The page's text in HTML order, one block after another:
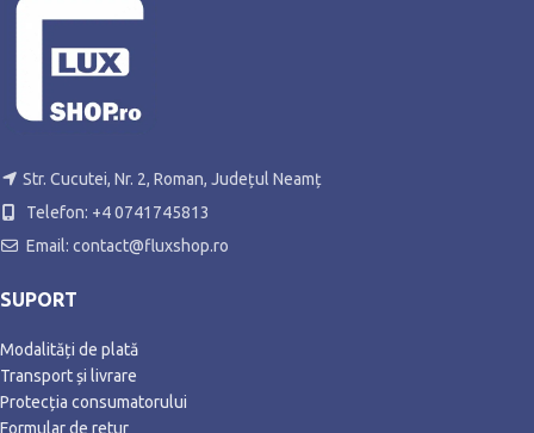
Str. Cucutei, Nr. 2, Roman, Județul Neamț
Telefon: +4 0741745813
Email: contact@fluxshop.ro
SUPORT
Modalități de plată
Transport și livrare
Protecția consumatorului
Formular de retur